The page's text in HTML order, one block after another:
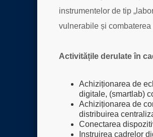
instrumentelor de tip
vulnerabile și
Activitățile derulate în
Achiziționarea de
digitale, (smartlab)
Achiziționarea de
distribuirea
Conectarea
Instruirea cadrelor